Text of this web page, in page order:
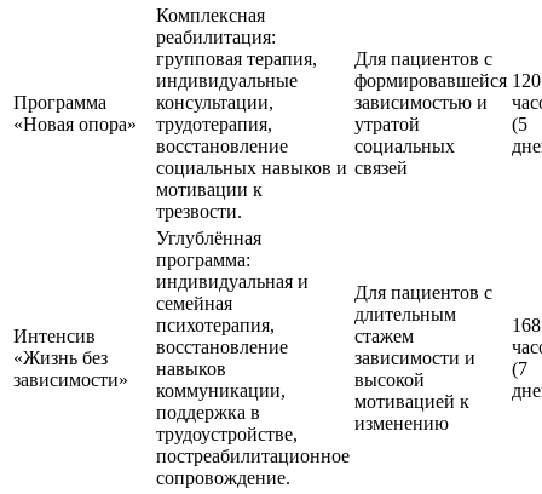
Программа
«Новая опора»
Комплексная
реабилитация:
групповая терапия,
индивидуальные
консультации,
трудотерапия,
восстановление
социальных навыков и
мотивации к
трезвости.
Для пациентов с
формировавшейся
зависимостью и
утратой
социальных
связей
120
(5
Интенсив
«Жизнь без
зависимости»
Углублённая
программа:
индивидуальная и
семейная
психотерапия,
восстановление
навыков
коммуникации,
поддержка в
трудоустройстве,
постреабилитационное
сопровождение.
Для пациентов с
длительным
стажем
зависимости и
высокой
мотивацией к
изменению
168
(7